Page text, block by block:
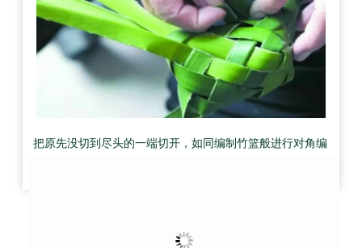
把原先没切到尽头的一端切开，如同编制竹篮般进行对角编